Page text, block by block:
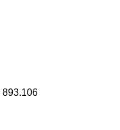
893.106